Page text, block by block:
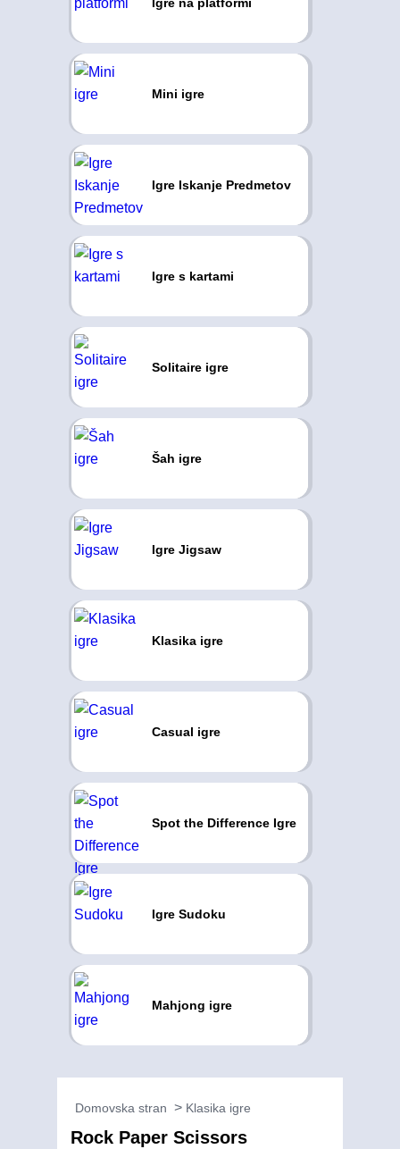
Mini igre
Igre Iskanje Predmetov
Igre s kartami
Solitaire igre
Šah igre
Igre Jigsaw
Klasika igre
Casual igre
Spot the Difference Igre
Igre Sudoku
Mahjong igre
Domovska stran Klasika igre
Rock Paper Scissors